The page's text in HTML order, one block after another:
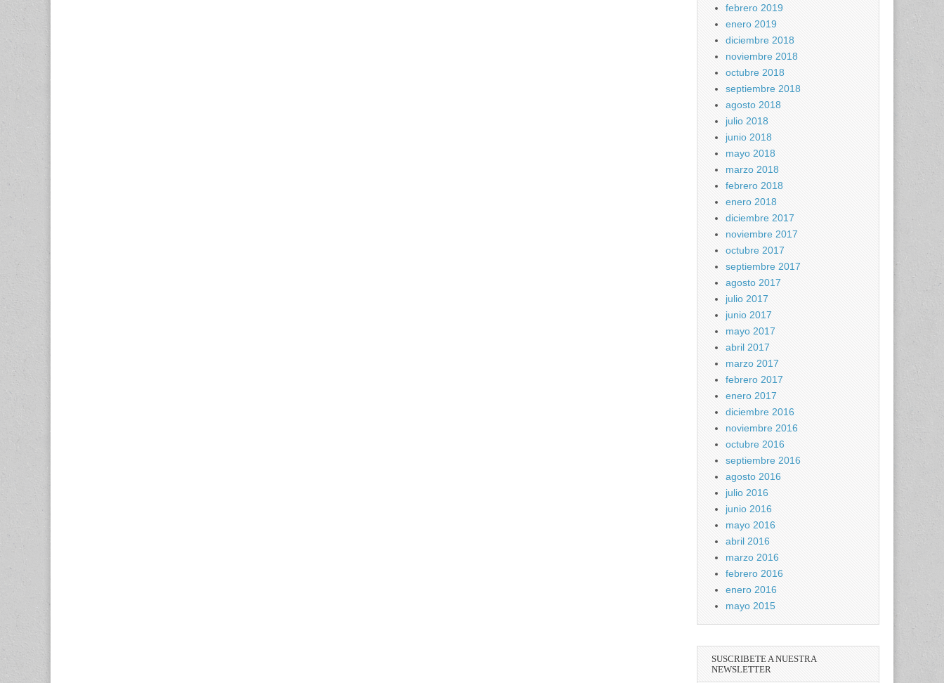
febrero 2019
enero 2019
diciembre 2018
noviembre 2018
octubre 2018
septiembre 2018
agosto 2018
julio 2018
junio 2018
mayo 2018
marzo 2018
febrero 2018
enero 2018
diciembre 2017
noviembre 2017
octubre 2017
septiembre 2017
agosto 2017
julio 2017
junio 2017
mayo 2017
abril 2017
marzo 2017
febrero 2017
enero 2017
diciembre 2016
noviembre 2016
octubre 2016
septiembre 2016
agosto 2016
julio 2016
junio 2016
mayo 2016
abril 2016
marzo 2016
febrero 2016
enero 2016
mayo 2015
SUSCRIBETE A NUESTRA
NEWSLETTER